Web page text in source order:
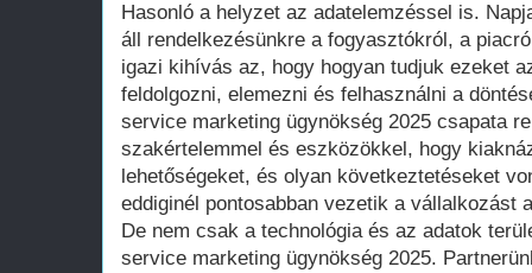
Hasonló a helyzet az adatelemzéssel is.
áll rendelkezésünkre a fogyasztókról, a
igazi kihívás az, hogy hogyan tudjuk ezeket
feldolgozni, elemezni és felhasználni a
service marketing ügynökség 2025 csapata
szakértelemmel és eszközökkel, hogy
lehetőségeket, és olyan következtetéseket
eddiginél pontosabban vezetik a vállalkozást
De nem csak a technológia és az adatok
service marketing ügynökség 2025.